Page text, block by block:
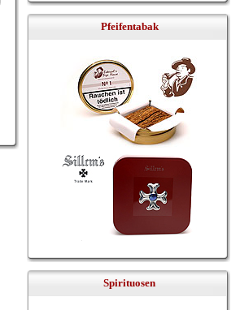
Pfeifentabak
Spirituosen